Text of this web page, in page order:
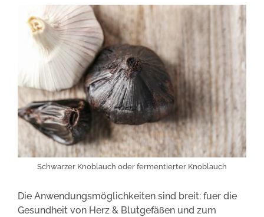
Schwarzer Knoblauch oder fermentierter Knoblauch
Die Anwendungsmöglichkeiten sind breit: fuer die
Gesundheit von Herz & Blutgefäßen und zum